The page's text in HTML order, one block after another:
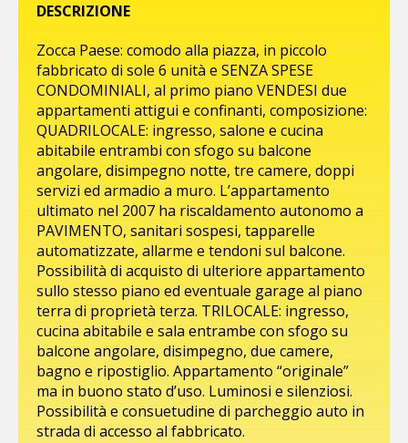
DESCRIZIONE
Zocca Paese: comodo alla piazza, in piccolo
fabbricato di sole 6 unità e SENZA SPESE
CONDOMINIALI, al primo piano VENDESI due
appartamenti attigui e confinanti, composizione:
QUADRILOCALE: ingresso, salone e cucina
abitabile entrambi con sfogo su balcone
angolare, disimpegno notte, tre camere, doppi
servizi ed armadio a muro. L’appartamento
ultimato nel 2007 ha riscaldamento autonomo a
PAVIMENTO, sanitari sospesi, tapparelle
automatizzate, allarme e tendoni sul balcone.
Possibilità di acquisto di ulteriore appartamento
sullo stesso piano ed eventuale garage al piano
terra di proprietà terza. TRILOCALE: ingresso,
cucina abitabile e sala entrambe con sfogo su
balcone angolare, disimpegno, due camere,
bagno e ripostiglio. Appartamento “originale”
ma in buono stato d’uso. Luminosi e silenziosi.
Possibilità e consuetudine di parcheggio auto in
strada di accesso al fabbricato.